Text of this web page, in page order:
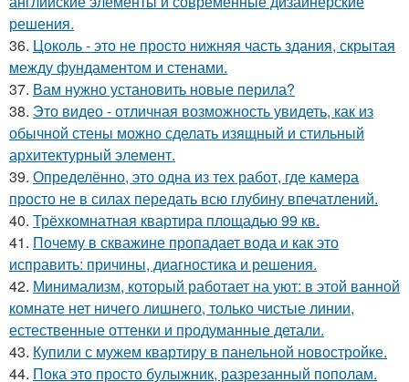
решения.
36. Цоколь - это не просто нижняя часть здания, скрытая
между фундаментом и стенами.
37. Вам нужно установить новые перила?
38. Это видео - отличная возможность увидеть, как из
обычной стены можно сделать изящный и стильный
архитектурный элемент.
39. Определённо, это одна из тех работ, где камера
просто не в силах передать всю глубину впечатлений.
40. Трёхкомнатная квартира площадью 99 кв.
41. Почему в скважине пропадает вода и как это
исправить: причины, диагностика и решения.
42. Минимализм, который работает на уют: в этой ванной
комнате нет ничего лишнего, только чистые линии,
естественные оттенки и продуманные детали.
43. Купили с мужем квартиру в панельной новостройке.
44. Пока это просто булыжник, разрезанный пополам.